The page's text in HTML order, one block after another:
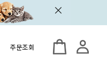
주문조회